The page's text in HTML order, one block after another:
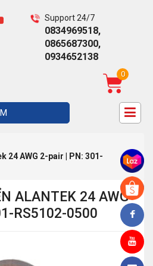
Support 24/7
0834969518,
0865687300,
0934652138
0
24 AWG 2-pair | PN: 301-
ALANTEK 24 AWG
RS5102-0500